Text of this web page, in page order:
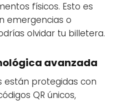
físicos. Esto es
emergencias o
olvidar tu billetera.
avanzada
están protegidas con
QR únicos,